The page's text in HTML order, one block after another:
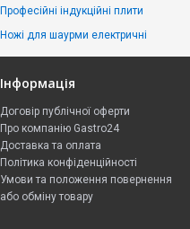
Професійні індукційні плити
Ножі для шаурми електричні
Інформація
Договір публічної оферти
Про компанію Gastro24
Доставка та оплата
Політика конфіденційності
Умови та положення повернення
або обміну товару